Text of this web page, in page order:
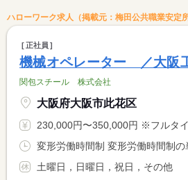
ハローワーク求人（掲載元：梅田公共職業安定所
正社員
機械オペレーター ／大阪
関包スチール 株式会社
大阪府大阪市此花区
230,000円〜350,000円 ※フルタイム求人の場合は月額（換算額）、パー
土曜日，日曜日，祝日，その他